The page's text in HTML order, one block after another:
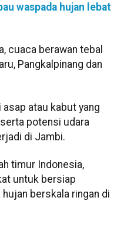
waspada hujan lebat
cuaca berawan tebal
Pangkalpinang dan
atau kabut yang
potensi udara
di Jambi.
timur Indonesia,
untuk bersiap
berskala ringan di